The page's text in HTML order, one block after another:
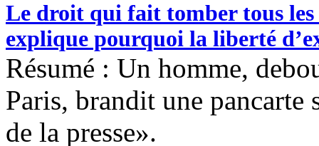
Le droit qui fait tomber tous
explique pourquoi la liberté
Résumé : Un homme,
Paris, brandit une
de la presse».